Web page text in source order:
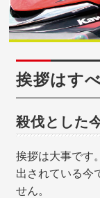
挨拶はす
殺伐とした
挨拶は大事です
出されている今
せん。